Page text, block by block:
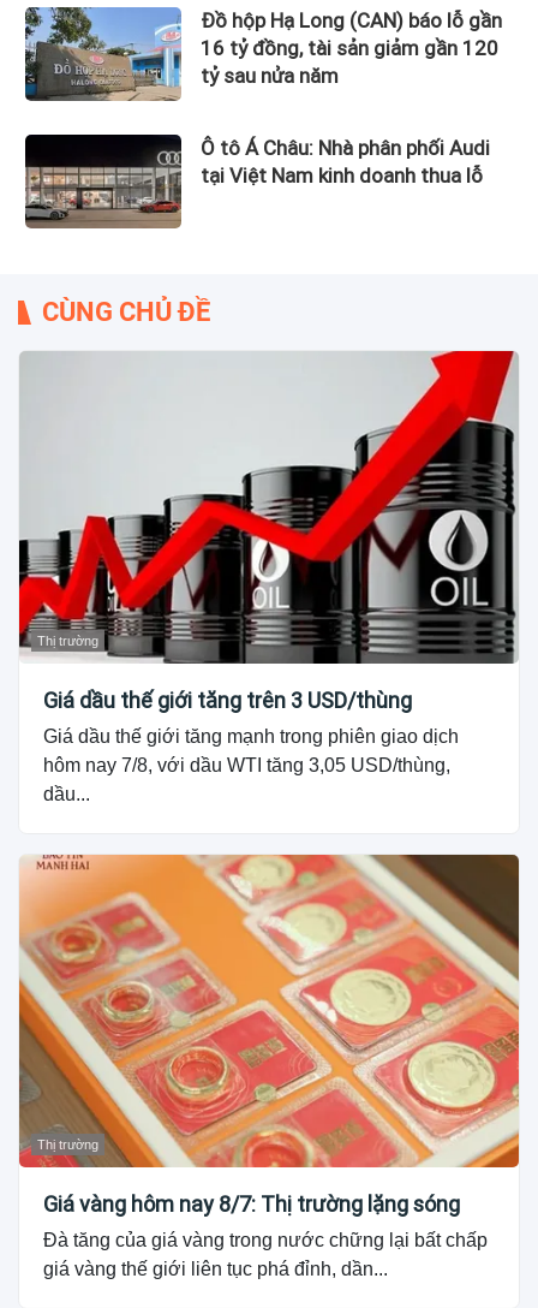
Đồ hộp Hạ Long (CAN) báo lỗ gần
16 tỷ đồng, tài sản giảm gần 120
tỷ sau nửa năm
Ô tô Á Châu: Nhà phân phối Audi
tại Việt Nam kinh doanh thua lỗ
CÙNG CHỦ ĐỀ
Thị trường
Giá dầu thế giới tăng trên 3 USD/thùng
Giá dầu thế giới tăng mạnh trong phiên giao dịch
hôm nay 7/8, với dầu WTI tăng 3,05 USD/thùng,
dầu...
Thị trường
Giá vàng hôm nay 8/7: Thị trường lặng sóng
Đà tăng của giá vàng trong nước chững lại bất chấp
giá vàng thế giới liên tục phá đỉnh, dần...